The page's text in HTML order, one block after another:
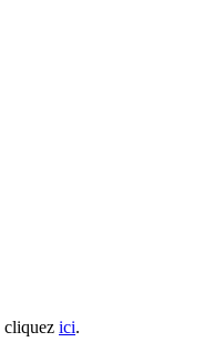
cliquez ici.